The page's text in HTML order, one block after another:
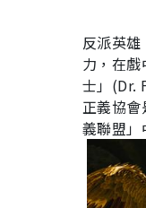
反派英
力，在
士」(Dr.
正義協
義聯盟」